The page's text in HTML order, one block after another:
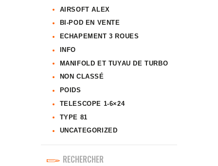
AIRSOFT ALEX
BI-POD EN VENTE
ECHAPEMENT 3 ROUES
INFO
MANIFOLD ET TUYAU DE TURBO
NON CLASSÉ
POIDS
TELESCOPE 1-6×24
TYPE 81
UNCATEGORIZED
RECHERCHER